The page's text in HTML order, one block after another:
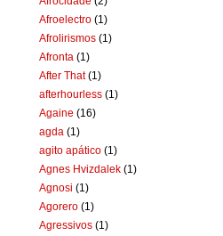
Afroelectro (1)
Afrolirismos (1)
Afronta (1)
After That (1)
afterhourless (1)
Againe (16)
agda (1)
agito apático (1)
Agnes Hvizdalek (1)
Agnosi (1)
Agorero (1)
Agressivos (1)